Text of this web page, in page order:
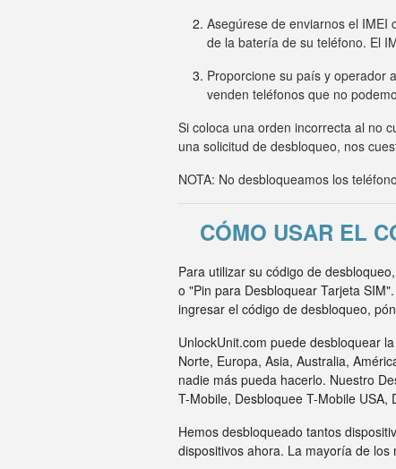
Asegúrese de enviarnos el IMEI
de la batería de su teléfono. El
Proporcione su país y operador
venden teléfonos que no
Si coloca una orden incorrecta al no
una solicitud de desbloqueo, nos
NOTA: No desbloqueamos los
CÓMO USAR EL
Para utilizar su código de
o "Pin para Desbloquear Tarjeta
ingresar el código de desbloqueo,
UnlockUnit.com puede desbloquear
Norte, Europa, Asia, Australia,
nadie más pueda hacerlo. Nuestro
T-Mobile, Desbloquee T-Mobile
Hemos desbloqueado tantos
dispositivos ahora. La mayoría de